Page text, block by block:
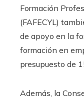
Formación
(FAFECYL)
de apoyo en la
formación en
presupuesto de
Además, la